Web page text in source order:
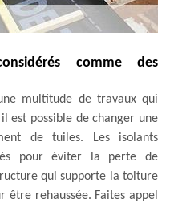
comme des
multitude de travaux qui
est possible de changer une
de tuiles. Les isolants
pour éviter la perte de
qui supporte la toiture
rehaussée. Faites appel